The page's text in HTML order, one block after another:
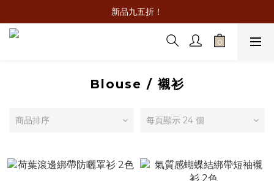
新品九五折！
Blouse / 襯衫
商品排序 每頁顯示 24 個